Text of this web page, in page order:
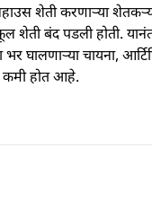
शेती करणाऱ्या
बंद पडली होती.
घालणाऱ्या चायना,
कमी होत आहे.